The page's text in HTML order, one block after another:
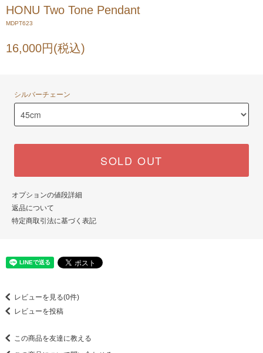
HONU Two Tone Pendant
MDPT623
16,000円(税込)
シルバーチェーン
SOLD OUT
オプションの値段詳細
返品について
特定商取引法に基づく表記
レビューを見る(0件)
レビューを投稿
この商品を友達に教える